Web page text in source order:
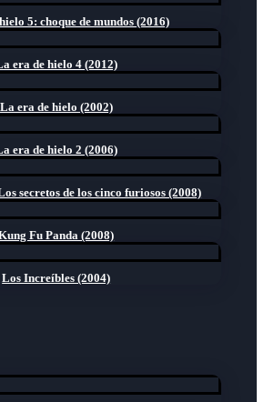
5: choque de mundos (2016)
era de hielo 4 (2012)
La era de hielo (2002)
era de hielo 2 (2006)
secretos de los cinco furiosos (2008)
Fu Panda (2008)
Los Increíbles (2004)